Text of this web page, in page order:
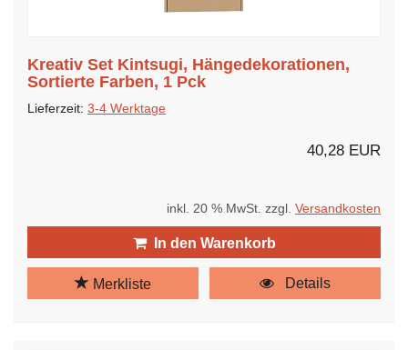
Kreativ Set Kintsugi, Hängedekorationen,
Sortierte Farben, 1 Pck
Lieferzeit: 3-4 Werktage
40,28 EUR
inkl. 20 % MwSt. zzgl. Versandkosten
In den Warenkorb
Merkliste Details